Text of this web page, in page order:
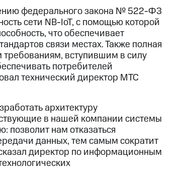
федерального закона № 522-ФЗ
сети NB-IoT, с помощью которой
что обеспечивает
связи местах. Также полная
требованиям, вступившим в силу
потребителей
технический директор МТС
архитектуру
в нашей компании системы
нам отказаться
данных, тем самым сократит
директор по информационным